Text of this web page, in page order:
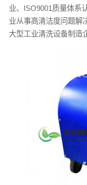
业、ISO9001质量体系
业从事高清洁度问题解
大型工业清洗设备制造